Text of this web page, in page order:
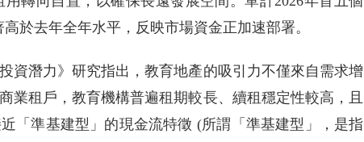
於去年全年水平，反映市場資金正加速部署。
資潛力》研究指出，教育地產的吸引力不僅來自需求增
業租戶，教育機構普遍租期較長、續租穩定性較高，且
「準基建型」的現金流特徵 (所謂「準基建型」，是指